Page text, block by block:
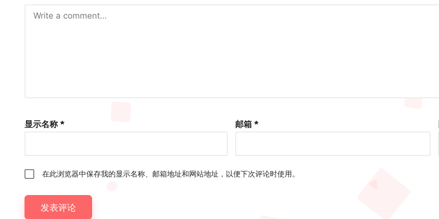
显示名称 * 邮箱 *
在此浏览器中保存我的显示名称、邮箱地址和网站地址，以便下次评论时使用。